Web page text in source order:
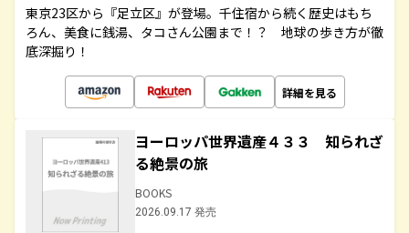
東京23区から『足立区』が登場。千住宿から続く歴史はもち
ろん、美食に銭湯、タコさん公園まで！？ 地球の歩き方が徹
底深掘り！
詳細を見る
ヨーロッパ世界遺産４３３ 知られざ
る絶景の旅
BOOKS
2026.09.17 発売